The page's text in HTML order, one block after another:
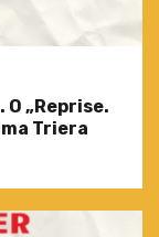
„Reprise.
Triera